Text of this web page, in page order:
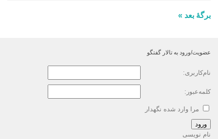
برگهٔ بعد »
عضویت/ورود به تالار گفتگو
نام‌کاربری:
کلمه‌عبور:
مرا وارد شده نگهدار
ورود
نام نویسی